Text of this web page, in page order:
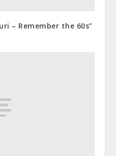
– Remember the 60s”